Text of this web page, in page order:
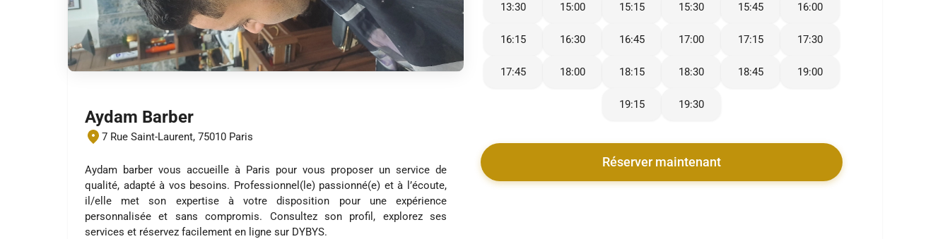
Aydam Barber
7 Rue Saint-Laurent, 75010 Paris
Aydam barber vous accueille à Paris pour vous proposer un service de
qualité, adapté à vos besoins. Professionnel(le) passionné(e) et à l’écoute,
il/elle met son expertise à votre disposition pour une expérience
personnalisée et sans compromis. Consultez son profil, explorez ses
services et réservez facilement en ligne sur DYBYS.
13:30 15:00 15:15 15:30 15:45 16:00
16:15 16:30 16:45 17:00 17:15 17:30
17:45 18:00 18:15 18:30 18:45 19:00
19:15 19:30
Réserver maintenant